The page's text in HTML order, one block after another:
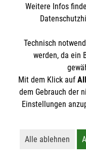
Weitere Infos
Technisch
werden, da ein
Mit dem Klick auf
dem Gebrauch der
Einstellungen
Alle ablehnen
Lehnt alle